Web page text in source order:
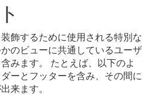
飾するために使用される特別な
のビューに共通しているユーザ
みます。 たとえば、以下のよ
ーとフッターを含み、その間に
来ます。